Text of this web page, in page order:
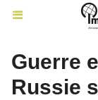
Guerre
Russie